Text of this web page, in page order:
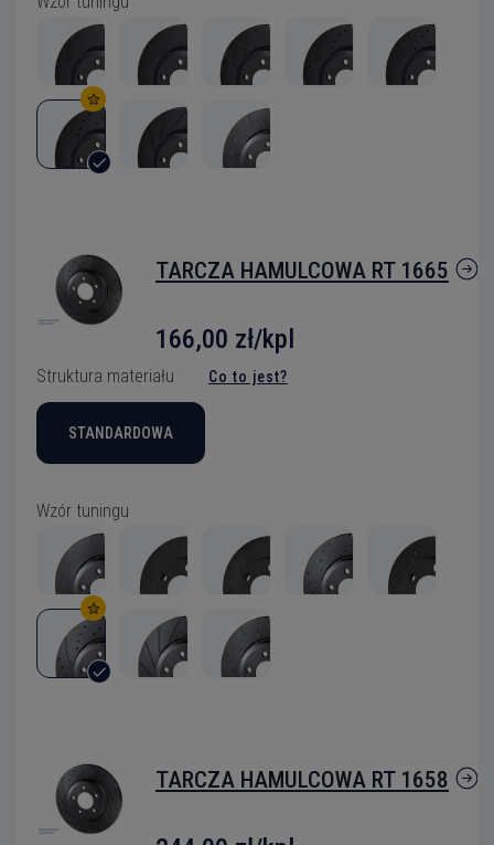
TARCZA HAMULCOWA RT 1665
166,00 zł/kpl
Struktura materiału Co to jest?
STANDARDOWA
Wzór tuningu
TARCZA HAMULCOWA RT 1658